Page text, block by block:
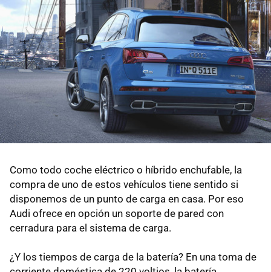
Como todo coche eléctrico o híbrido enchufable, la
compra de uno de estos vehículos tiene sentido si
disponemos de un punto de carga en casa. Por eso
Audi ofrece en opción un soporte de pared con
cerradura para el sistema de carga.
¿Y los tiempos de carga de la batería? En una toma de